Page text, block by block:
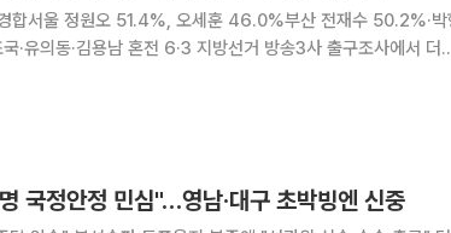
합서울 정원오 51.4%, 오세훈 46.0%부산 전재수 50.2%·박
지방선거 방송3사 출구조사에서 더불
데 그쳤다. 부
국정안정 민심"…영남·대구 초박빙엔 신중